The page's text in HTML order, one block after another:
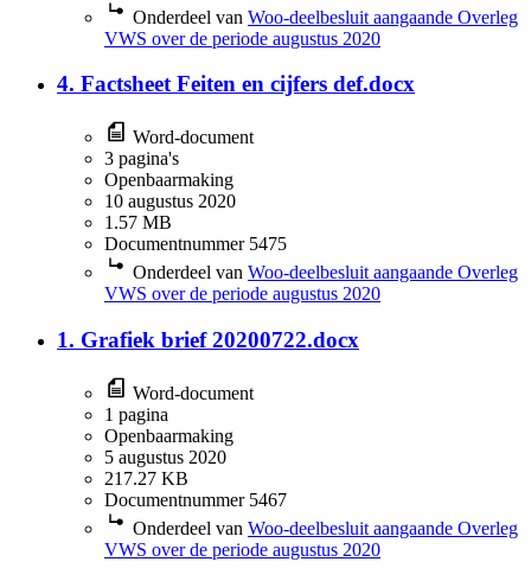
Onderdeel van Woo-deelbesluit aangaande Overleg
VWS over de periode augustus 2020
4. Factsheet Feiten en cijfers def.docx
Word-document
3 pagina's
Openbaarmaking
10 augustus 2020
1.57 MB
Documentnummer 5475
Onderdeel van Woo-deelbesluit aangaande Overleg
VWS over de periode augustus 2020
1. Grafiek brief 20200722.docx
Word-document
1 pagina
Openbaarmaking
5 augustus 2020
217.27 KB
Documentnummer 5467
Onderdeel van Woo-deelbesluit aangaande Overleg
VWS over de periode augustus 2020